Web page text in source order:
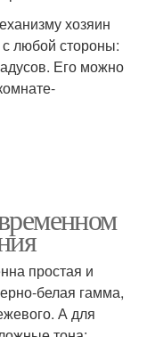
хозяин
любой стороны:
Его можно
простая и
белая гамма,
А для